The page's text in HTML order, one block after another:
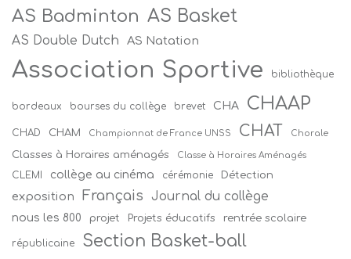
AS Badminton AS Basket
AS Double Dutch AS Natation
Association Sportive bibliothèque
bordeaux bourses du collège brevet CHA CHAAP
CHAD CHAM Championnat de France UNSS CHAT Chorale
Classes à Horaires aménagés Classe à Horaires Aménagés
CLEMI collège au cinéma cérémonie Détection
exposition Français Journal du collège
nous les 800 projet Projets éducatifs rentrée scolaire
républicaine Section Basket-ball